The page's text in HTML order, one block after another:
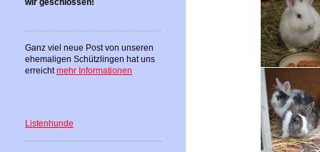
wir geschlossen!
Ganz viel neue Post von unseren
ehemaligen Schützlingen hat uns
erreichtmehr Informationen
Listenhunde